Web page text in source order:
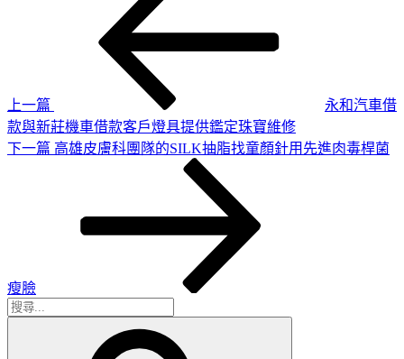
上一篇
永和汽車借
款與新莊機車借款客戶燈具提供鑑定珠寶維修
下
下一篇 高雄皮膚科團隊的SILK抽脂找童顏針用先進肉毒桿菌
瘦臉
搜